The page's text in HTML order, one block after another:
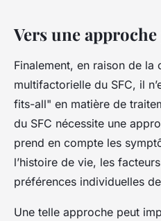
Vers une
Finalement, en raison de
multifactorielle du SFC, il
fits-all" en matière de
du SFC nécessite une
prend en compte les
l’histoire de vie, les
préférences individuelles
Une telle approche peut